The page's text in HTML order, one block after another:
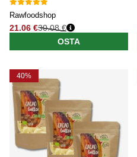
Rawfoodshop
21.06 €
Normaali hinta
30.08 €
OSTA
40%